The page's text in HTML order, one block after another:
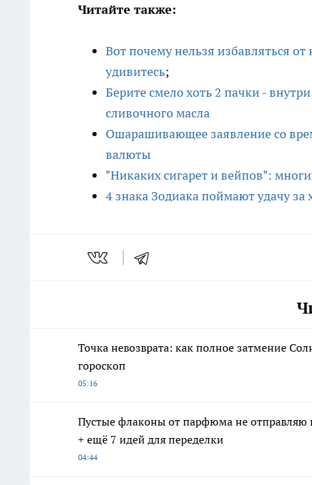
Читайте также:
Вот почему нельзя избавляться
удивитесь;
Берите смело хоть 2 пачки -
сливочного масла
Ошарашивающее заявление со
валюты
"Никаких сигарет и вейпов":
4 знака Зодиака поймают удачу
Точка невозврата: как полное затмение
гороскоп
05:16
Пустые флаконы от парфюма не отправляю
+ ещё 7 идей для переделки
04:44